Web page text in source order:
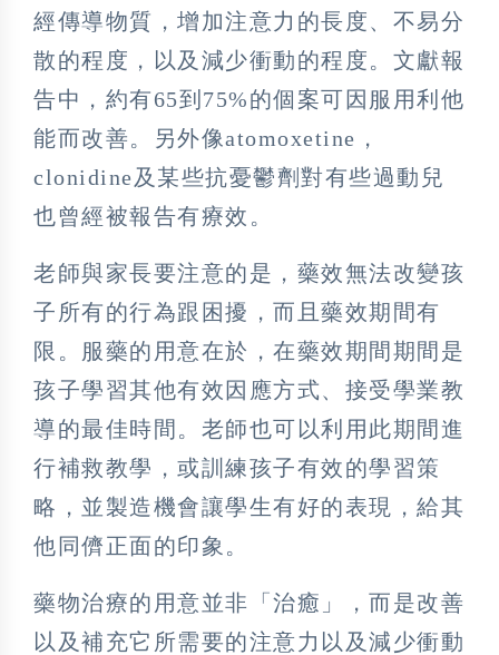
經傳導物質，增加注意力的長度、不易分
散的程度，以及減少衝動的程度。文獻報
告中，約有65到75%的個案可因服用利他
能而改善。另外像atomoxetine，
clonidine及某些抗憂鬱劑對有些過動兒
也曾經被報告有療效。
老師與家長要注意的是，藥效無法改變孩
子所有的行為跟困擾，而且藥效期間有
限。服藥的用意在於，在藥效期間期間是
孩子學習其他有效因應方式、接受學業教
導的最佳時間。老師也可以利用此期間進
行補救教學，或訓練孩子有效的學習策
略，並製造機會讓學生有好的表現，給其
他同儕正面的印象。
藥物治療的用意並非「治癒」，而是改善
以及補充它所需要的注意力以及減少衝動